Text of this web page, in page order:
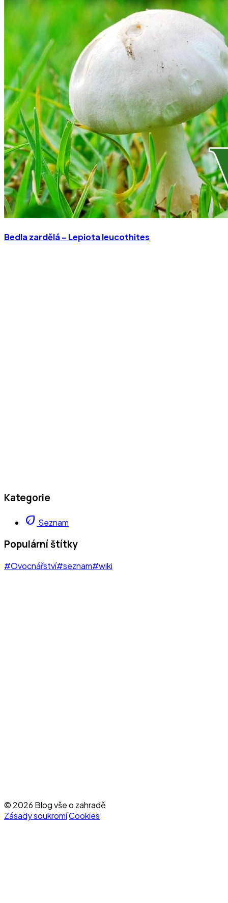
Bedla zardělá – Lepiota leucothites
Kategorie
eco Seznam
Populární štítky
#Ovocnářství#seznam#wiki
© 2026 Blog vše o zahradě
Zásady soukromíCookies